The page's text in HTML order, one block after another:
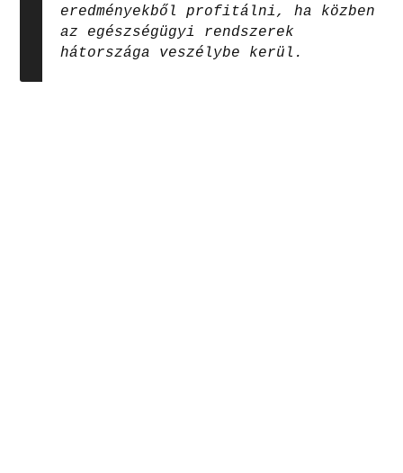
eredményekből profitálni, ha közben
az egészségügyi rendszerek
hátországa veszélybe kerül.